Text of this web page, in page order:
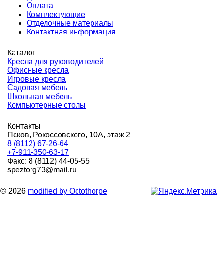
Оплата
Комплектующие
Отделочные материалы
Контактная информация
Каталог
Кресла для руководителей
Офисные кресла
Игровые кресла
Садовая мебель
Школьная мебель
Компьютерные столы
Контакты
Псков, Рокоссовского, 10А, этаж 2
8 (8112) 67-26-64
+7-911-350-63-17
Факс: 8 (8112) 44-05-55
speztorg73@mail.ru
© 2026 modified by Octothorpe